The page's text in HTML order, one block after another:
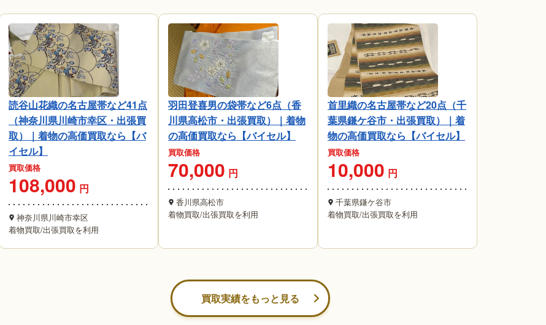
読谷山花織の名古屋帯など41点
（神奈川県川崎市幸区・出張買
取）｜着物の高価買取なら【バ
イセル】
買取価格
108,000 円
神奈川県川崎市幸区
着物買取/出張買取を利用
羽田登喜男の袋帯など6点（香
川県高松市・出張買取）｜着物
の高価買取なら【バイセル】
買取価格
70,000 円
香川県高松市
着物買取/出張買取を利用
首里織の名古屋帯など20点（千
葉県鎌ケ谷市・出張買取）｜着
物の高価買取なら【バイセル】
買取価格
10,000 円
千葉県鎌ケ谷市
着物買取/出張買取を利用
買取実績をもっと見る